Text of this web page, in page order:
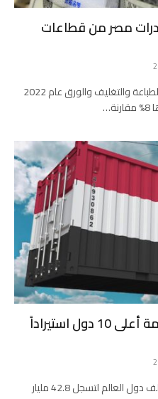
صادرات مصر من قطاعات
بلغ إجمالي صادرات مصر من قطاعات الطباعة والتغليف والورق عام 2022
بقيمة 42.8 مليار دولار… قائمة أعلى 10 دول استيراداً
ارتفعت قيمة الصادرات المصرية لمختلف دول العالم لتسجل 42.8 مليار